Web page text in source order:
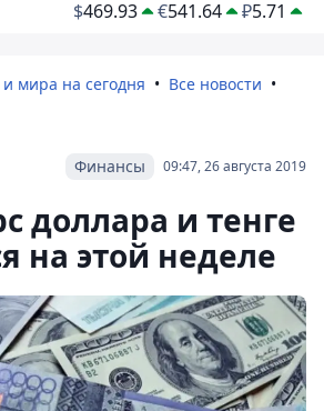
$469.93 €541.64 ₽5.71
мира на сегодня
Все новости
09:47, 26 августа 2019
Финансы
доллара и тенге
на этой неделе